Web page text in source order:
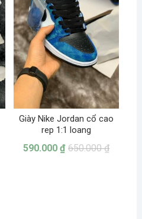
Giày Nike Jordan cổ cao
rep 1:1 loang
650.000₫
590.000₫